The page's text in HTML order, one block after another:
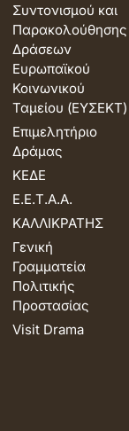
Συντονισμού και
Παρακολούθησης
Δράσεων
Ευρωπαϊκού
Κοινωνικού
Ταμείου (ΕΥΣΕΚΤ)
Επιμελητήριο
Δράμας
ΚΕΔΕ
Ε.Ε.Τ.Α.Α.
ΚΑΛΛΙΚΡΑΤΗΣ
Γενική
Γραμματεία
Πολιτικής
Προστασίας
Visit Drama